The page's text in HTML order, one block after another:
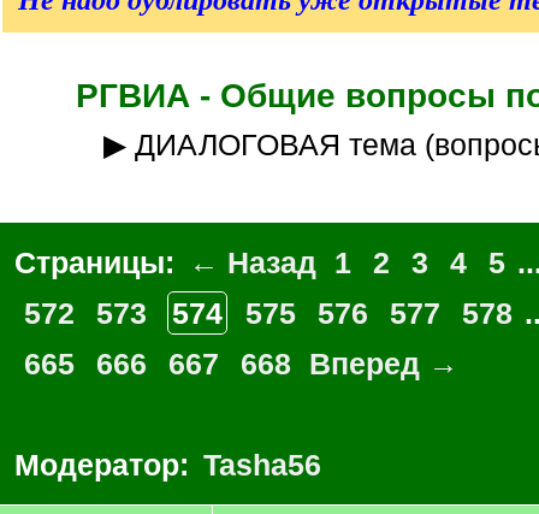
РГВИА - Общие вопросы
▶ ДИАЛОГОВАЯ тема
Страницы: ← Назад 1 2 3 4 5
572
573 574 575 576 577 578
665
666 667 668 Вперед →
Модератор: Tasha56